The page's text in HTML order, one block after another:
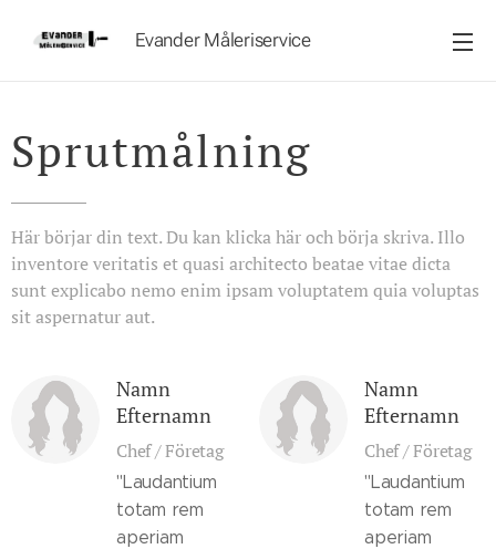
Evander Måleriservice
Sprutmålning
Här börjar din text. Du kan klicka här och börja skriva. Illo
inventore veritatis et quasi architecto beatae vitae dicta
sunt explicabo nemo enim ipsam voluptatem quia voluptas
sit aspernatur aut.
Namn
Efternamn
Chef / Företag
"Laudantium
totam rem
aperiam
Namn
Efternamn
Chef / Företag
"Laudantium
totam rem
aperiam